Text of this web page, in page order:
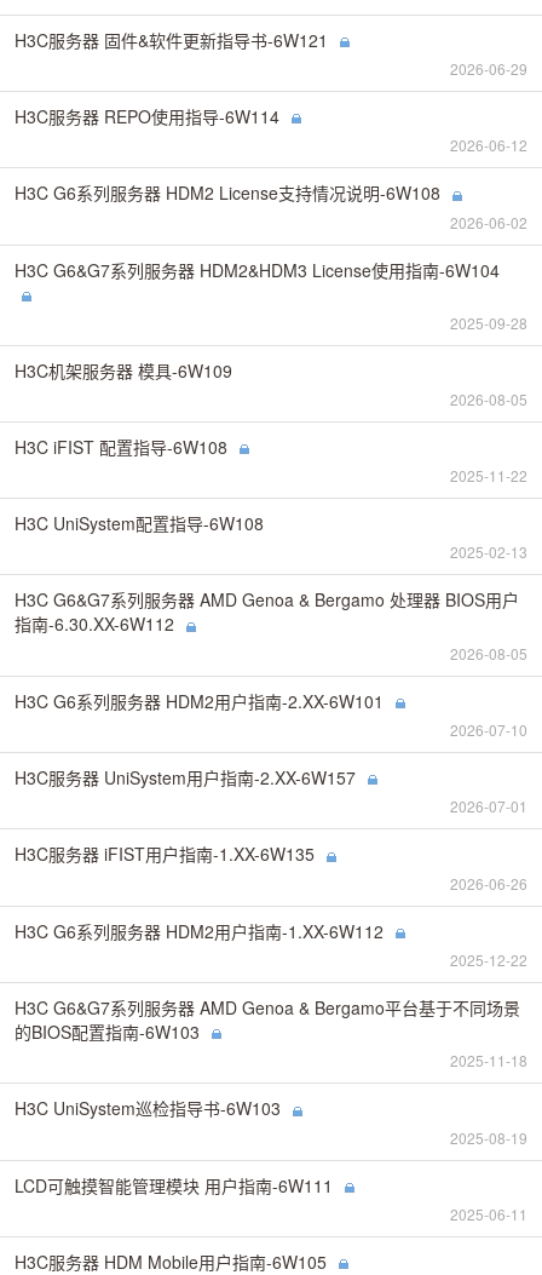
H3C服务器 固件&软件更新指导书-6W121
2026-06-29
H3C服务器 REPO使用指导-6W114
2026-06-12
H3C G6系列服务器 HDM2 License支持情况说明-6W108
2026-06-02
H3C G6&G7系列服务器 HDM2&HDM3 License使用指南-6W104
2025-09-28
H3C机架服务器 模具-6W109
2026-08-05
H3C iFIST 配置指导-6W108
2025-11-22
H3C UniSystem配置指导-6W108
2025-02-13
H3C G6&G7系列服务器 AMD Genoa & Bergamo 处理器 BIOS用户
指南-6.30.XX-6W112
2026-08-05
H3C G6系列服务器 HDM2用户指南-2.XX-6W101
2026-07-10
H3C服务器 UniSystem用户指南-2.XX-6W157
2026-07-01
H3C服务器 iFIST用户指南-1.XX-6W135
2026-06-26
H3C G6系列服务器 HDM2用户指南-1.XX-6W112
2025-12-22
H3C G6&G7系列服务器 AMD Genoa & Bergamo平台基于不同场景
的BIOS配置指南-6W103
2025-11-18
H3C UniSystem巡检指导书-6W103
2025-08-19
LCD可触摸智能管理模块 用户指南-6W111
2025-06-11
H3C服务器 HDM Mobile用户指南-6W105